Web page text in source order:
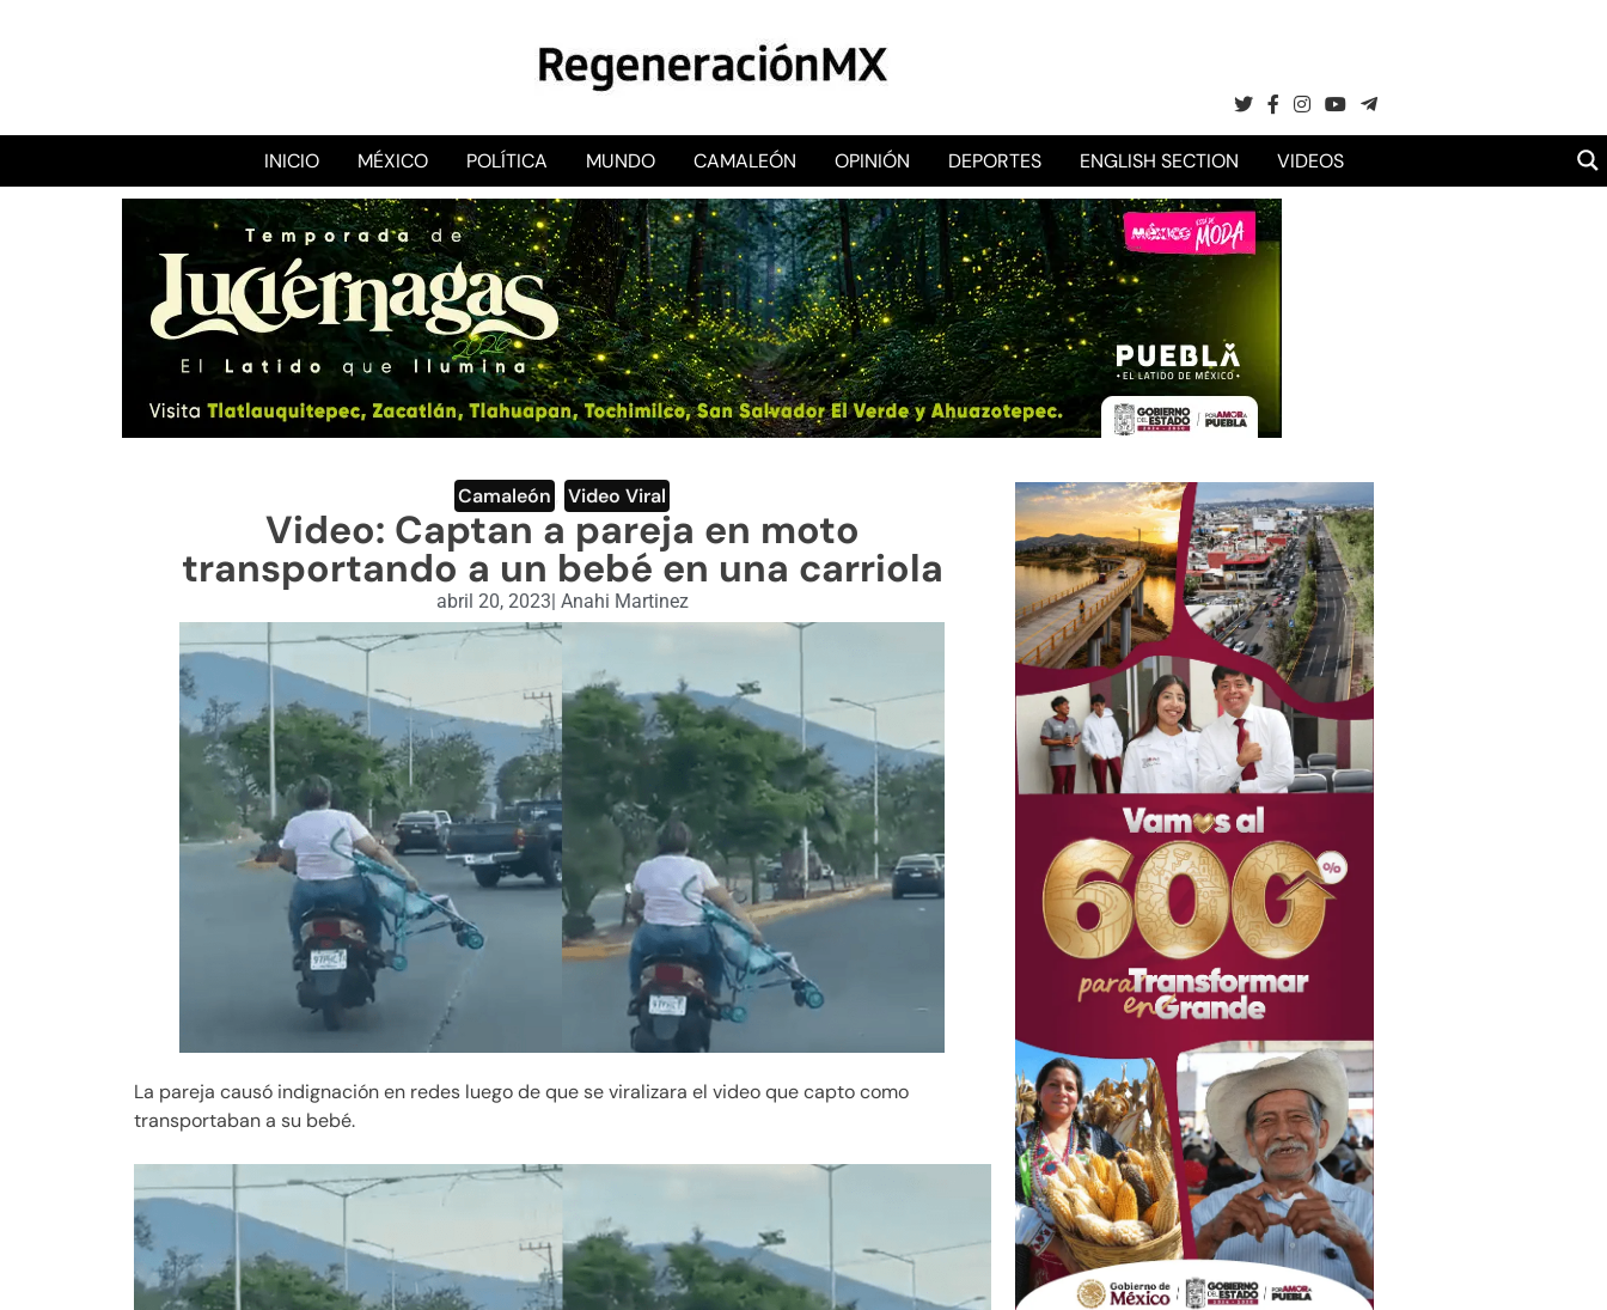
RegeneraciónMX
Sitio de noticias libre e independiente
INICIO MÉXICO POLÍTICA MUNDO CAMALEÓN OPINIÓN DEPORTES ENGLISH SECTION VIDEOS
Camaleón Video Viral
Video: Captan a pareja en moto
transportando a un bebé en una carriola
abril 20, 2023 Anahi Martinez
La pareja causó indignación en redes luego de que se viralizara el video que capto como
transportaban a su bebé.